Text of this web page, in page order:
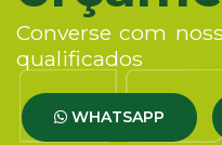
Converse com
qualificados
WHATSAPP